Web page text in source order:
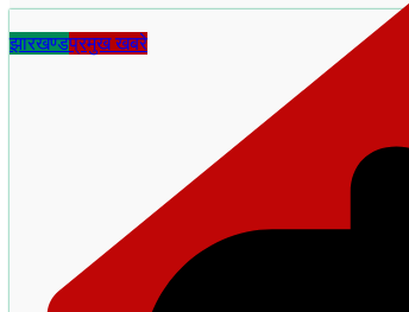
झारखण्डप्रमुख खबरे